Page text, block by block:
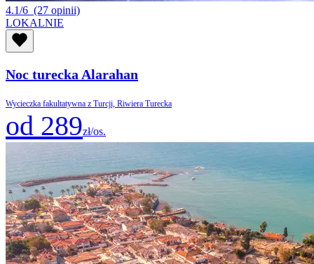
4.1/6 (27 opinii)
LOKALNIE
Noc turecka Alarahan
Wycieczka fakultatywna z Turcji, Riwiera Turecka
od 289zł/os.